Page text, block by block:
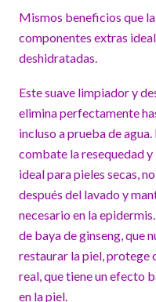
Mismos beneficios que
componentes extras
deshidratadas.
Este suave limpiador y
elimina perfectamente
incluso a prueba de
combate la resequedad y
ideal para pieles secas,
después del lavado y
necesario en la
de baya de ginseng, que
restaurar la piel, protege
real, que tiene un efecto
en la piel.